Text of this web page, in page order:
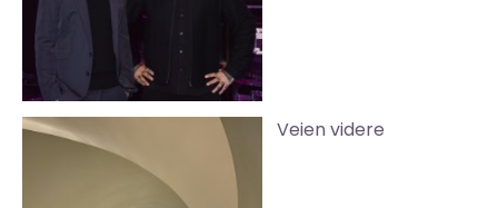
Veien videre